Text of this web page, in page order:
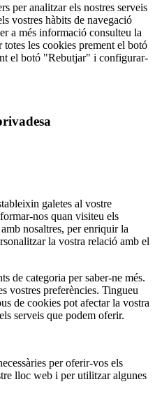
per analitzar els nostres serveis
vostres hàbits de navegació
a més informació consulteu la
totes les cookies prement el botó
el botó "Rebutjar" i configurar-
galetes al vostre
nos quan visiteu els
nosaltres, per enriquir la
la vostra relació amb el
de categoria per saber-ne més.
vostres preferències. Tingueu
de cookies pot afectar la vostra
serveis que podem oferir.
per oferir-vos els
lloc web i per utilitzar algunes